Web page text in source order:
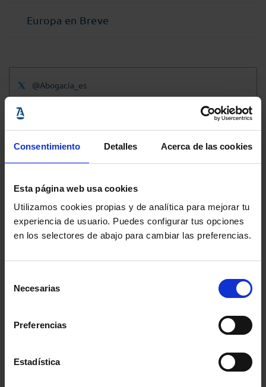
Consentimiento Detalles Acerca de las cookies
Esta página web usa cookies
Utilizamos cookies propias y de analítica para mejorar tu
experiencia de usuario. Puedes configurar tus opciones
en los selectores de abajo para cambiar las preferencias.
Necesarias
Preferencias
Estadística
Europa en Breve
@Abogacia_es